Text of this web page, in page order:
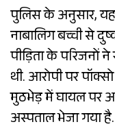
पुलिस के अनुसार,
नाबालिग बच्ची से
पीड़िता के परिजनों
थी. आरोपी पर
मुठभेड़ में घायल पर
अस्पताल भेजा गया है.